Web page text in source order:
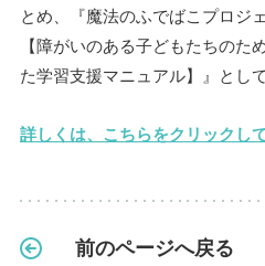
とめ、『魔法のふでばこプロ
【障がいのある子どもたちのた
た学習支援マニュアル】』とし
詳しくは、こちらをクリックし
前のページへ戻る